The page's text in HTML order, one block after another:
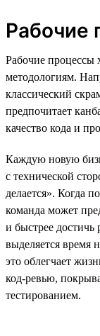
Рабочие
Рабочие
методологиям.
классический
предпочитает
качество кода и
Каждую новую
с технической
делается». Когда
команда может
и быстрее достичь
выделяется время
это облегчает
код-ревью,
тестированием.